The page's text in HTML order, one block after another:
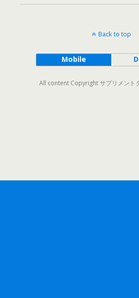
Back to top
Mobile
All content Copyright サプリメント